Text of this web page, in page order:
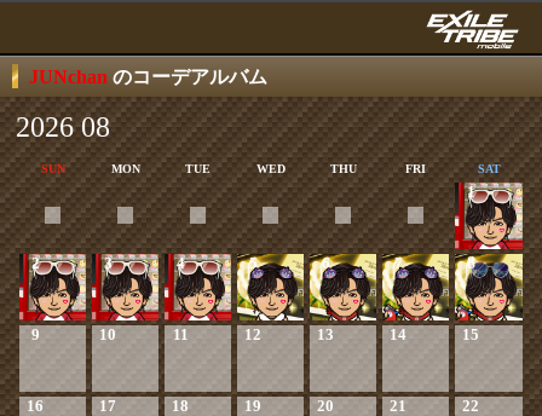
JUNchan のコーデアルバム
2026 08
SUN MON TUE WED THU FRI SAT
1
2 3 4 5 6 7 8
9 10 11 12 13 14 15
16 17 18 19 20 21 22